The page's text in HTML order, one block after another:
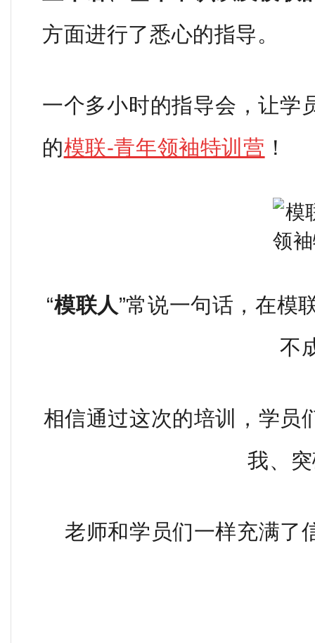
方面进行了悉心的指导。
一个多小时的指导会，让学
的模联-青年领袖特训营 ！
“模联人”常说一句话，在模
不
相信通过这次的培训，学员
我、
老师和学员们一样充满了